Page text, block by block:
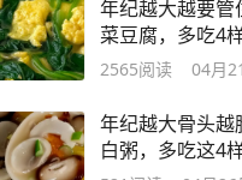
年纪越大越要管
菜豆腐，多吃4
路更利索
2565阅读 04月
年纪越大骨头越
白粥，多吃这4